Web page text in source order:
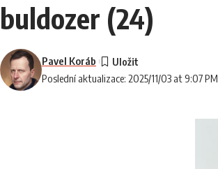
buldozer (24)
Poslední aktualizace: 2025/11/03 at 9:07 PM
Pavel Koráb